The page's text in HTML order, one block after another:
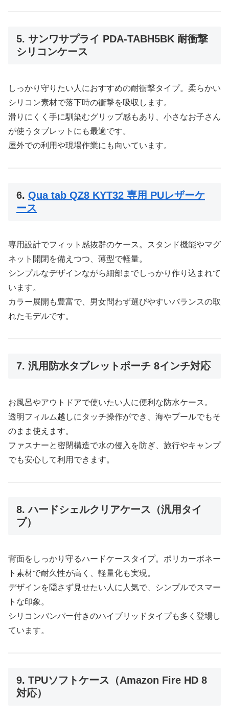
5. サンワサプライ PDA-TABH5BK 耐衝撃
シリコンケース
しっかり守りたい人におすすめの耐衝撃タイプ。柔らかい
シリコン素材で落下時の衝撃を吸収します。
滑りにくく手に馴染むグリップ感もあり、小さなお子さん
が使うタブレットにも最適です。
屋外での利用や現場作業にも向いています。
6. Qua tab QZ8 KYT32 専用 PUレザーケ
ース
専用設計でフィット感抜群のケース。スタンド機能やマグ
ネット開閉を備えつつ、薄型で軽量。
シンプルなデザインながら細部までしっかり作り込まれて
います。
カラー展開も豊富で、男女問わず選びやすいバランスの取
れたモデルです。
7. 汎用防水タブレットポーチ 8インチ対応
お風呂やアウトドアで使いたい人に便利な防水ケース。
透明フィルム越しにタッチ操作ができ、海やプールでもそ
のまま使えます。
ファスナーと密閉構造で水の侵入を防ぎ、旅行やキャンプ
でも安心して利用できます。
8. ハードシェルクリアケース（汎用タイ
プ）
背面をしっかり守るハードケースタイプ。ポリカーボネー
ト素材で耐久性が高く、軽量化も実現。
デザインを隠さず見せたい人に人気で、シンプルでスマー
トな印象。
シリコンバンパー付きのハイブリッドタイプも多く登場し
ています。
9. TPUソフトケース（Amazon Fire HD 8
対応）